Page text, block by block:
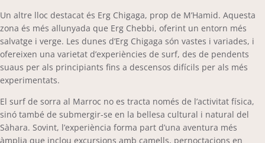
Un altre lloc destacat és Erg Chigaga, prop de M’Hamid. Aquesta
zona és més allunyada que Erg Chebbi, oferint un entorn més
salvatge i verge. Les dunes d’Erg Chigaga són vastes i variades, i
ofereixen una varietat d’experiències de surf, des de pendents
suaus per als principiants fins a descensos difícils per als més
experimentats.
El surf de sorra al Marroc no es tracta només de l’activitat física,
sinó també de submergir-se en la bellesa cultural i natural del
Sàhara. Sovint, l’experiència forma part d’una aventura més
àmplia que inclou excursions amb camells, pernoctacions en